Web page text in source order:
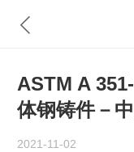
ASTM A
体钢铸件－
2021-11-02